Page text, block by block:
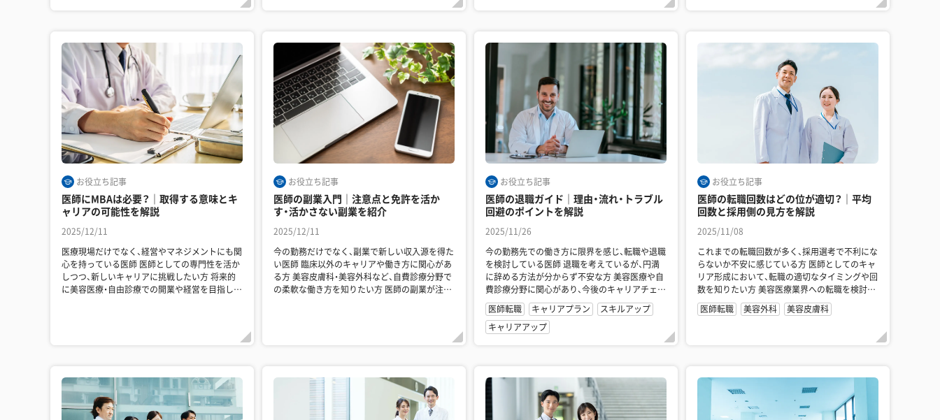
お役立ち記事
医師にMBAは必要？｜取得する意味とキ
ャリアの可能性を解説
2025/12/11
医療現場だけでなく、経営やマネジメントにも関
心を持っている医師 医師としての専門性を活か
しつつ、新しいキャリアに挑戦したい方 将来的
に美容医療・自由診療での開業や経営を目指して
お役立ち記事
医師の副業入門｜注意点と免許を活か
す・活かさない副業を紹介
2025/12/11
今の勤務だけでなく、副業で新しい収入源を得た
い医師 臨床以外のキャリアや働き方に関心があ
る方 美容皮膚科・美容外科など、自費診療分野で
の柔軟な働き方を知りたい方 医師の副業が注目
お役立ち記事
医師の退職ガイド｜理由・流れ・トラブル
回避のポイントを解説
2025/11/26
今の勤務先での働き方に限界を感じ、転職や退職
を検討している医師 退職を考えているが、円満
に辞める方法が分からず不安な方 美容医療や自
費診療分野に関心があり、今後のキャリアチェン
ジを検討してい...
医師転職 キャリアプラン
スキルアップ
キャリアアップ
お役立ち記事
医師の転職回数はどの位が適切？｜平均
回数と採用側の見方を解説
2025/11/08
これまでの転職回数が多く、採用選考で不利にな
らないか不安に感じている方 医師としてのキャ
リア形成において、転職の適切なタイミングや回
数を知りたい方 美容医療業界への転職を検討し
ており、これま...
医師転職 美容外科 美容皮膚科